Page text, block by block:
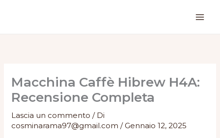
Macchina Caffè Hibrew H4A:
Recensione Completa
Lascia un commento / Di
cosminarama97@gmail.com/Gennaio 12, 2025